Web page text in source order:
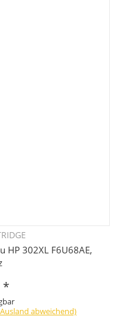
HP 302XL F6U68AE,
*
Ausland abweichend)